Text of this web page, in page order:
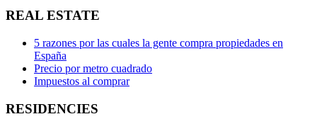
REAL ESTATE
5 razones por las cuales la gente compra propiedades en
España
Precio por metro cuadrado
Impuestos al comprar
RESIDENCIES